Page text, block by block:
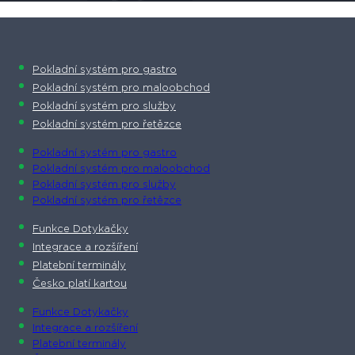
Pokladní systém pro gastro
Pokladní systém pro maloobchod
Pokladní systém pro služby
Pokladní systém pro řetězce
Pokladní systém pro gastro
Pokladní systém pro maloobchod
Pokladní systém pro služby
Pokladní systém pro řetězce
Funkce Dotykačky
Integrace a rozšíření
Platební terminály
Česko platí kartou
Funkce Dotykačky
Integrace a rozšíření
Platební terminály